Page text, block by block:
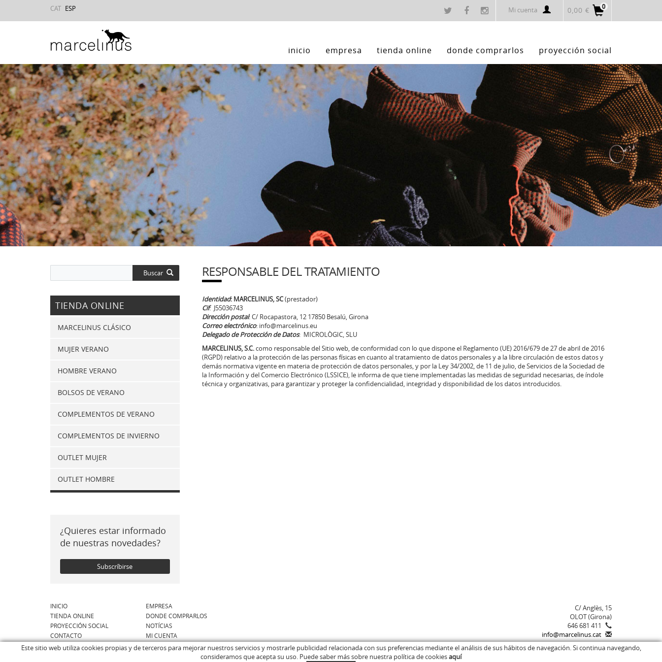
CAT ESP 0
0,00 €
Mi cuenta
inicio empresa tienda online donde comprarlos proyección social
Buscar
TIENDA ONLINE
MARCELINUS CLÁSICO
MUJER VERANO
HOMBRE VERANO
BOLSOS DE VERANO
COMPLEMENTOS DE VERANO
COMPLEMENTOS DE INVIERNO
OUTLET MUJER
OUTLET HOMBRE
¿Quieres estar informado
de nuestras novedades?
Subscríbirse
RESPONSABLE DEL TRATAMIENTO
Identidad: MARCELINUS, SC(prestador)
Cif: J55036743
Dirección postal: C/ Rocapastora, 12 17850 Besalú, Girona
Correo electrónico: info@marcelinus.eu
Delegado de Protección de Datos: MICROLÒGIC, SLU
MARCELINUS, S.C.como responsable del Sitio web, de conformidad con lo que dispone el Reglamento (UE) 2016/679 de 27 de abril de 2016
(RGPD) relativo a la protección de las personas físicas en cuanto al tratamiento de datos personales y a la libre circulación de estos datos y
demás normativa vigente en materia de protección de datos personales, y por la Ley 34/2002, de 11 de julio, de Servicios de la Sociedad de
la Información y del Comercio Electrónico (LSSICE), le informa de que tiene implementadas las medidas de seguridad necesarias, de índole
técnica y organizativas, para garantizar y proteger la confidencialidad, integridad y disponibilidad de los datos introducidos.
INICIO
EMPRESA
TIENDA ONLINE
DONDE COMPRARLOS
PROYECCIÓN SOCIAL
NOTÍCIAS
CONTACTO
MI CUENTA
C/ Anglès, 15
OLOT (Girona)
646 681 411
info@marcelinus.cat
Este sitio web utiliza cookies propias y de terceros para mejorar nuestros servicios y mostrarle publicidad relacionada con sus preferencias mediante el análisis de sus hábitos de navegación. Si continua navegando,
consideramos que acepta su uso. Puede saber más sobre nuestra política de cookiesaquí